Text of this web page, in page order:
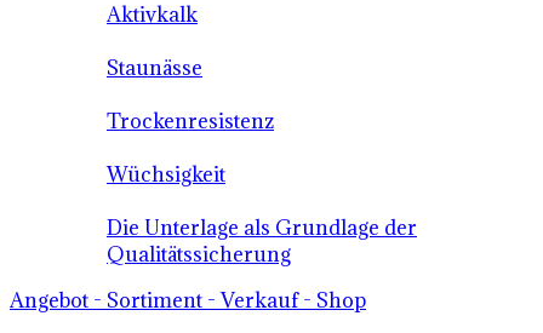
Aktivkalk
Staunässe
Trockenresistenz
Wüchsigkeit
Die Unterlage als Grundlage der
Qualitätssicherung
Angebot - Sortiment - Verkauf - Shop